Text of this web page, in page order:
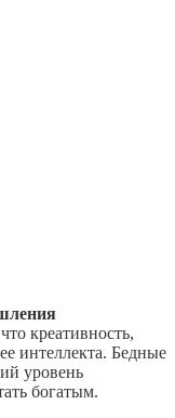
креативность,
интеллекта. Бедные
уровень
богатым.